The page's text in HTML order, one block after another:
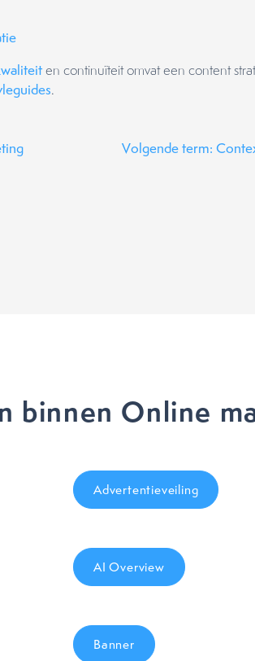
en continuïteit omvat een content
.
Volgende term:
binnen Online
Advertentieveiling
AI Overview
Banner